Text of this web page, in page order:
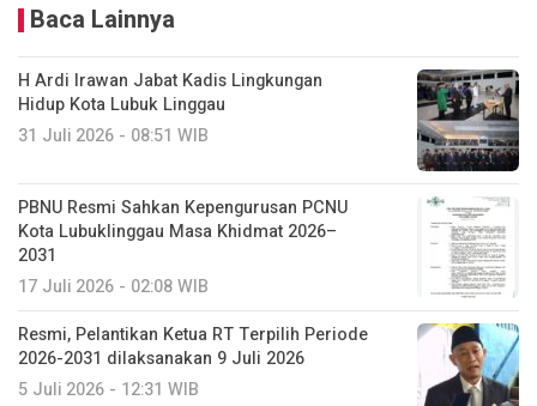
Baca Lainnya
H Ardi Irawan Jabat Kadis Lingkungan
Hidup Kota Lubuk Linggau
31 Juli 2026 - 08:51 WIB
PBNU Resmi Sahkan Kepengurusan PCNU
Kota Lubuklinggau Masa Khidmat 2026–
2031
17 Juli 2026 - 02:08 WIB
Resmi, Pelantikan Ketua RT Terpilih Periode
2026-2031 dilaksanakan 9 Juli 2026
5 Juli 2026 - 12:31 WIB